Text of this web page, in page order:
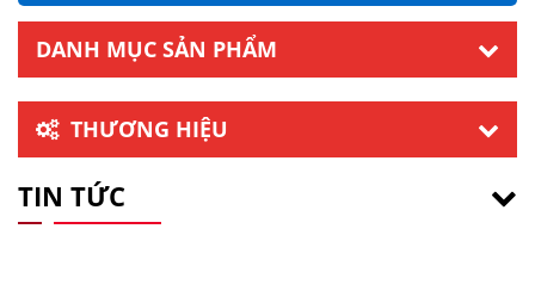
DANH MỤC SẢN PHẨM
THƯƠNG HIỆU
TIN TỨC